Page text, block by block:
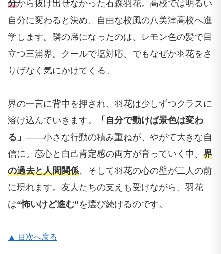
分から抜け出せなかった石森羽花。高校では明るい
自分に変わると決め、自由な校風の八美津高校へ進
学します。隣の席になったのは、レモン色の髪で目
立つ三浦界。クールで塩対応、でもなぜか羽花をさ
りげなく気にかけてくる。
界の一言に背中を押され、羽花は少しずつクラスに
溶け込んでいきます。
「自分で動けば景色は変わ
る」 ——小さな行動の積み重ねが、やがて大きな自
信に。恋心と自己肯定感の両方が育っていく中、 界
の過去と人間関係、そして羽花の心の壁が二人の前
に現れます。友人たちの支えも受けながら、羽花
は“怖いけど進む”を選び続けるのです。
▲ 目次へ戻る